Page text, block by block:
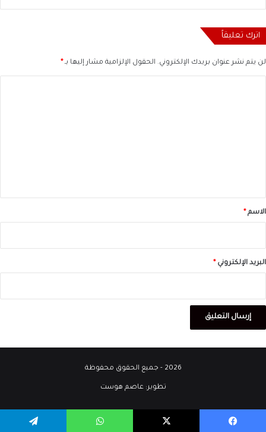
اترك تعليقاً
لن يتم نشر عنوان بريدك الإلكتروني. الحقول الإلزامية مشار إليها بـ *
*الاسم *
البريد الإلكتروني *
2026 - جميع الحقوق محفوظة
تطوير:عاصم هوست